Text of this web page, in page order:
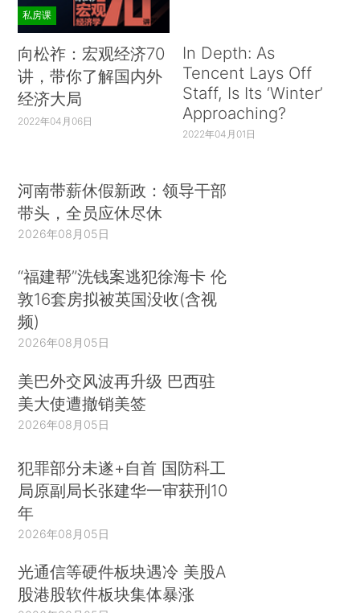
私房课
向松祚：宏观经济70
讲，带你了解国内外
经济大局
2022年04月06日
In Depth: As
Tencent Lays Off
Staff, Is Its ‘Winter’
Approaching?
2022年04月01日
河南带薪休假新政：领导干部
带头，全员应休尽休
2026年08月05日
“福建帮”洗钱案逃犯徐海卡 伦
敦16套房拟被英国没收(含视
频)
2026年08月05日
美巴外交风波再升级 巴西驻
美大使遭撤销美签
2026年08月05日
犯罪部分未遂+自首 国防科工
局原副局长张建华一审获刑10
年
2026年08月05日
光通信等硬件板块遇冷 美股A
股港股软件板块集体暴涨